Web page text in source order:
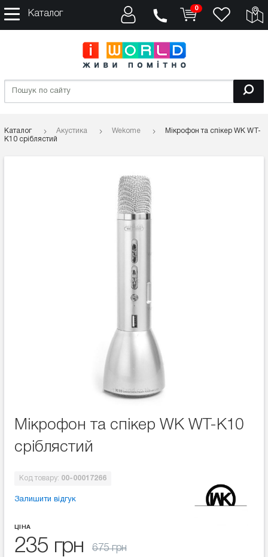
Каталог
0
Каталог Акустика Wekome
Мікрофон та спікер WK WT-
K10 сріблястий
Мікрофон та спікер WK WT-K10
сріблястий
Код товару: 00-00017266
Залишити відгук
ЦІНА
235 грн 675 грн